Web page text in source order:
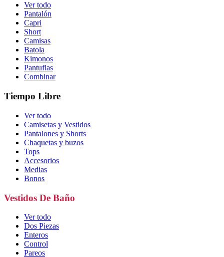
Ver todo
Pantalón
Capri
Short
Camisas
Batola
Kimonos
Pantuflas
Combinar
Tiempo Libre
Ver todo
Camisetas y Vestidos
Pantalones y Shorts
Chaquetas y buzos
Tops
Accesorios
Medias
Bonos
Vestidos De Baño
Ver todo
Dos Piezas
Enteros
Control
Pareos